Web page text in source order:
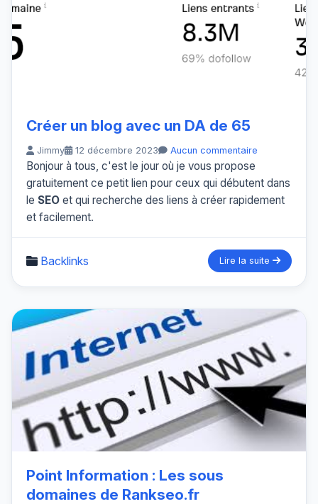
Créer un blog avec un DA de 65
Jimmy 12 décembre 2023 Aucun commentaire
Bonjour à tous, c'est le jour où je vous propose
gratuitement ce petit lien pour ceux qui débutent dans
le SEO et qui recherche des liens à créer rapidement
et facilement.
Backlinks Lire la suite
Point Information : Les sous
domaines de Rankseo.fr